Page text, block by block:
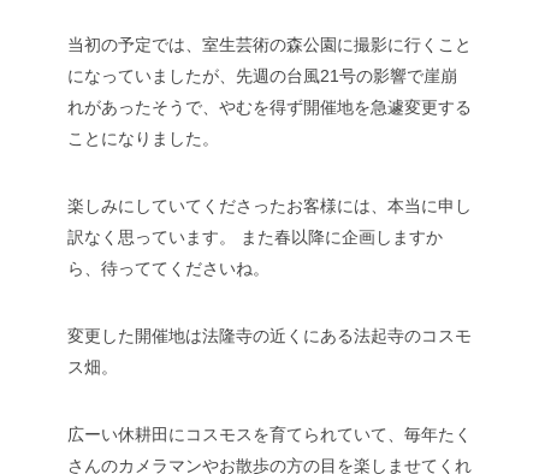
当初の予定では、室生芸術の森公園に撮影に行くこと
になっていましたが、先週の台風21号の影響で崖崩
れがあったそうで、やむを得ず開催地を急遽変更する
ことになりました。
楽しみにしていてくださったお客様には、本当に申し
訳なく思っています。
また春以降に企画しますか
ら、待っててくださいね。
変更した開催地は法隆寺の近くにある法起寺のコスモ
ス畑。
広ーい休耕田にコスモスを育てられていて、毎年たく
さんのカメラマンやお散歩の方の目を楽しませてくれ